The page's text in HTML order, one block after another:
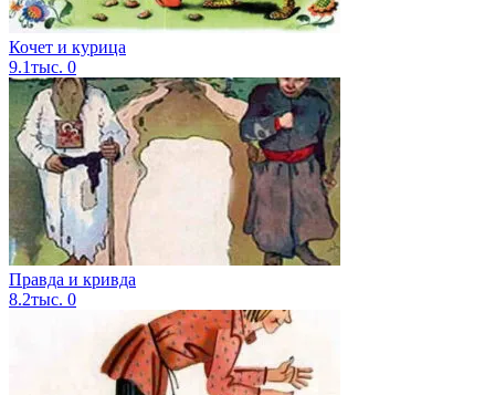
Кочет и курица
9.1тыс. 0
Правда и кривда
8.2тыс. 0